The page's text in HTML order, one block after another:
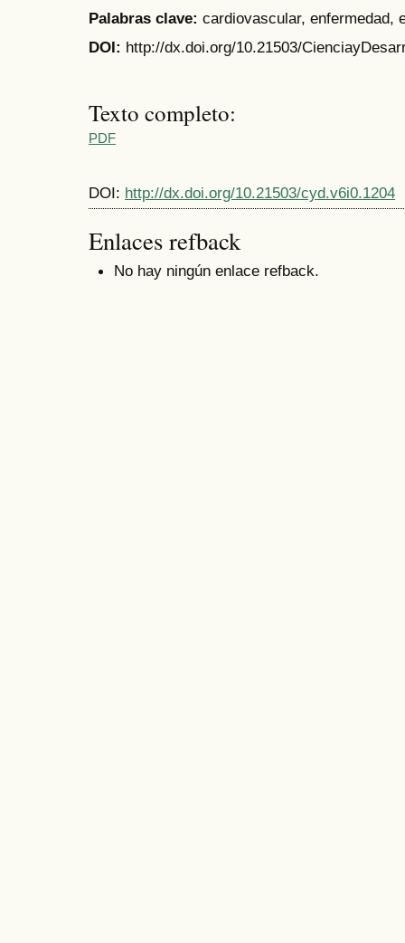
Palabras clave: cardiovascular, enfermedad,
DOI: http://dx.doi.org/10.21503/
Texto completo:
PDF
DOI: http://dx.doi.org/10.21503/cyd.v6i0.1204
Enlaces refback
No hay ningún enlace refback.